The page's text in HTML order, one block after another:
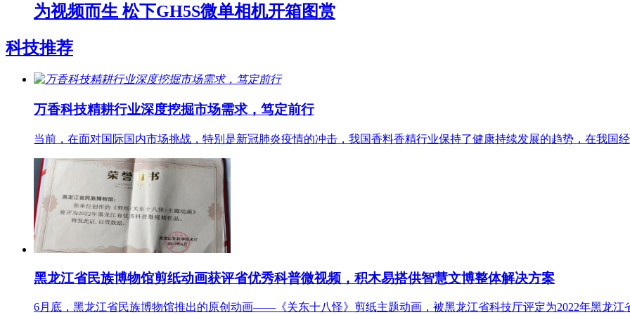
为视频而生 松下GH5S微单相机开箱图赏
科技推荐
万香科技精耕行业深度挖掘市场需求，笃定前行
当前，在面对国际国内市场挑战，特别是新冠肺炎疫情的冲击，我国香料香精行业保持了健康持续发展的趋势，在我国
黑龙江省民族博物馆剪纸动画获评省优秀科普微视频，积木易搭供智慧文博整体解决方案
6月底，黑龙江省民族博物馆推出的原创动画——《关东十八怪》剪纸主题动画，被黑龙江省科技厅评定为2022年黑龙江